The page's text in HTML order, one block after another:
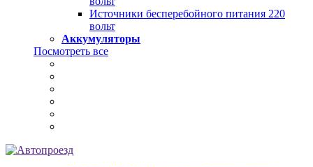
Источники бесперебойного питания 220
вольт
Аккумуляторы
Посмотреть все